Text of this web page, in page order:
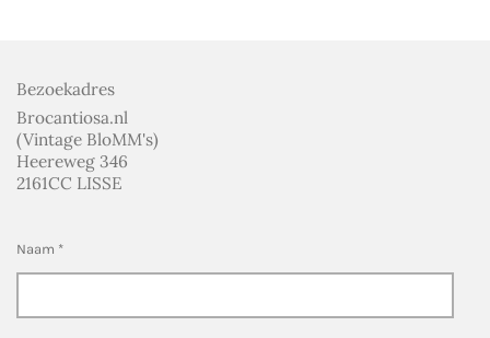
Bezoekadres
Brocantiosa.nl
(Vintage BloMM's)
Heereweg 346
2161CC LISSE
Naam *